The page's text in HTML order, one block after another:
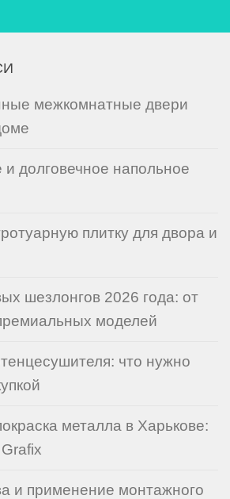
межкомнатные двери
и долговечное напольное
плитку для двора и
шезлонгов 2026 года: от
моделей
что нужно
металла в Харькове:
и применение монтажного